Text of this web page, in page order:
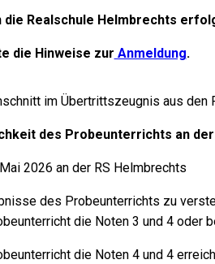
die Realschule Helmbrechts
die Hinweise zur Anmeldung.
im Übertrittszeugnis aus den
des Probeunterrichts an
2026 an der RS Helmbrechts
des Probeunterrichts zu
die Noten 3 und 4
die Noten 4 und 4